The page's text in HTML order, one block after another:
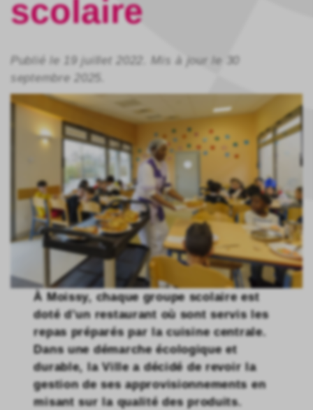
scolaire
Publié le 19 juillet 2022. Mis à jour le 30
septembre 2025.
À Moissy, chaque groupe scolaire est
doté d’un restaurant où sont servis les
repas préparés par la cuisine centrale.
Dans une démarche écologique et
durable, la Ville a décidé de revoir la
gestion de ses approvisionnements en
misant sur la qualité des produits.